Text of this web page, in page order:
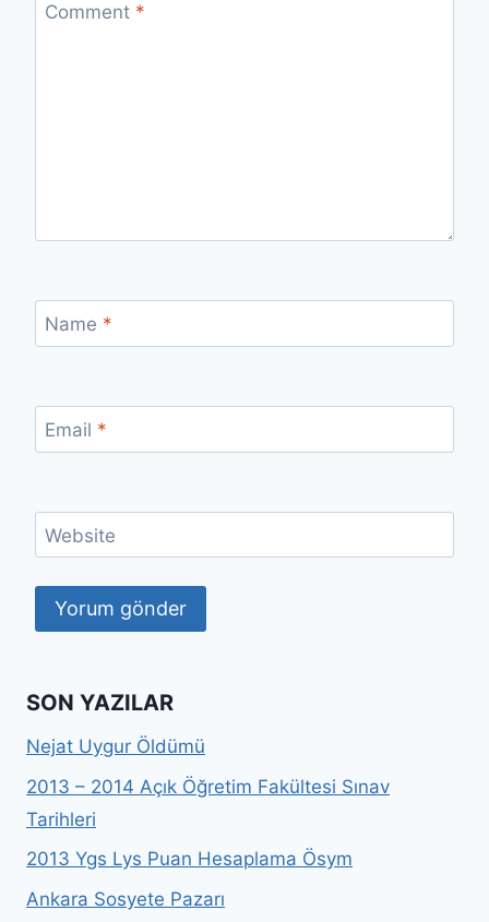
Comment *
Name *
Email *
Website
SON YAZILAR
Nejat Uygur Öldümü
2013 – 2014 Açık Öğretim Fakültesi Sınav
Tarihleri
2013 Ygs Lys Puan Hesaplama Ösym
Ankara Sosyete Pazarı